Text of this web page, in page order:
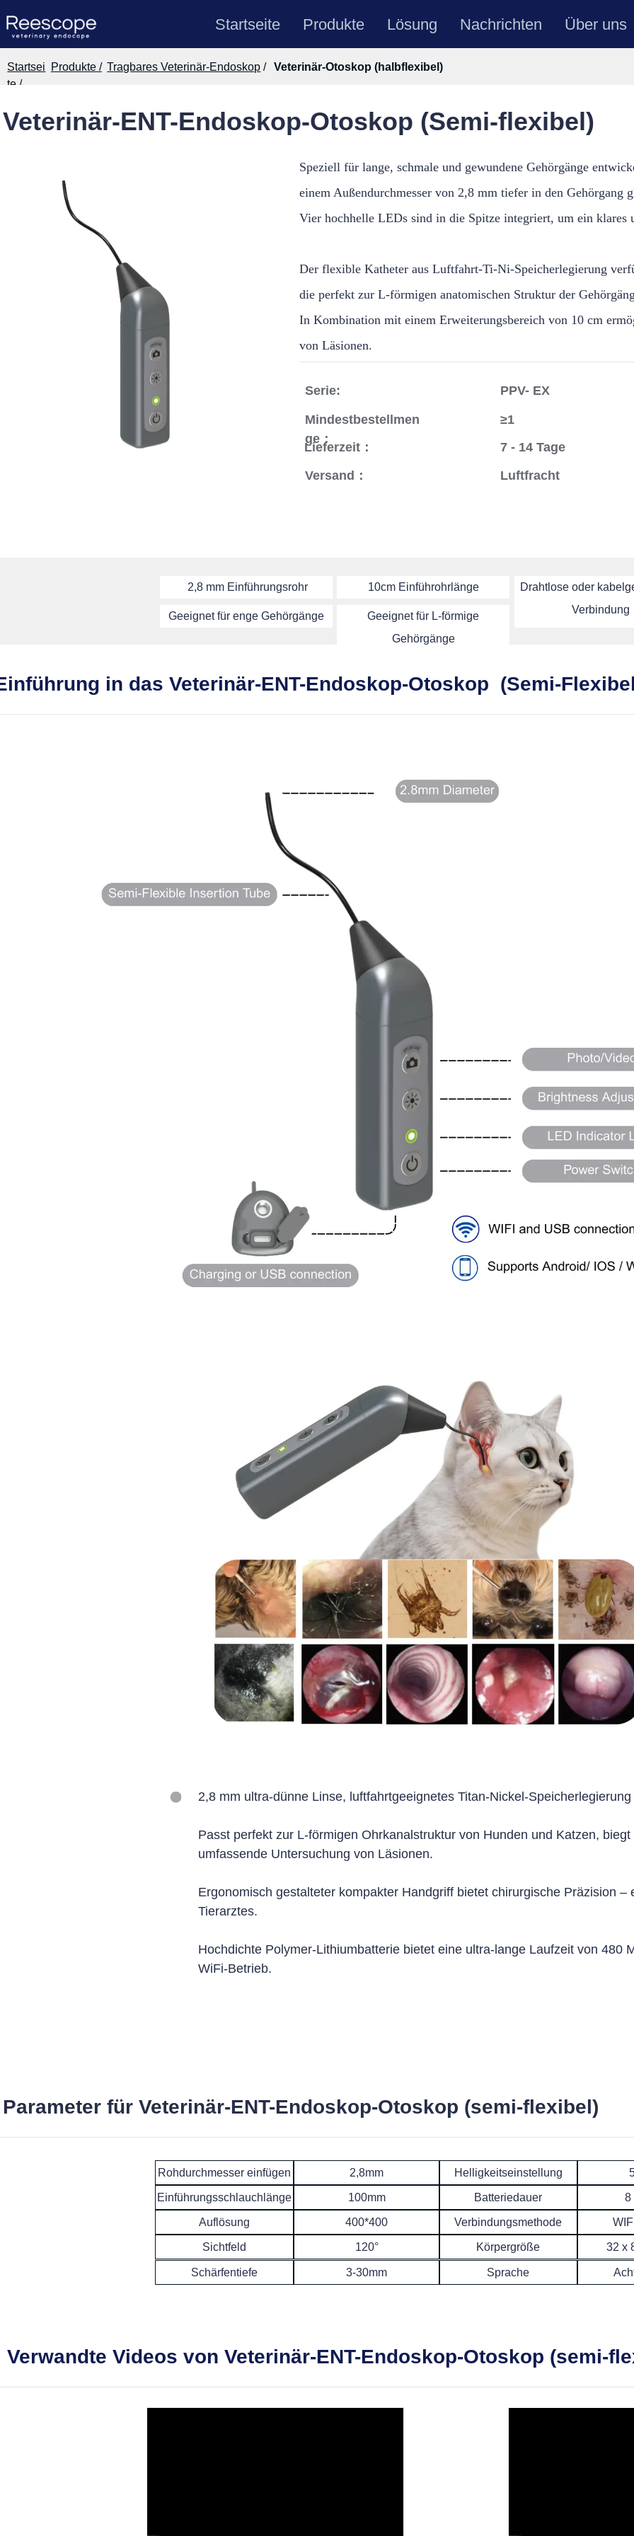
Startseite Produkte Lösung Nachrichten Über uns
Startsei
te /
Produkte / Tragbares Veterinär-Endoskop / Veterinär-Otoskop (halbflexibel)
Speziell für lange, schmale und gewundene Gehörgänge
einem Außendurchmesser von 2,8 mm tiefer in den Gehörgang
Vier hochhelle LEDs sind in die Spitze integriert, um ein klares
Der flexible Katheter aus Luftfahrt-Ti-Ni-Speicherlegierung
die perfekt zur L-förmigen anatomischen Struktur der
In Kombination mit einem Erweiterungsbereich von 10 cm
von Läsionen.
Serie: PPV- EX
Mindestbestellmen
ge：
≥1
Lieferzeit：
Versand：
7 - 14 Tage
Luftfracht
Veterinär-ENT-Endoskop-Otoskop (Semi-flexibel)
2,8 mm Einführungsrohr 10cm Einführohrlänge
Drahtlose oder
Verbindung
Geeignet für enge Gehörgänge
Geeignet für L-förmige
Gehörgänge
Akkulaufzeit 8
in das Veterinär-ENT-Endoskop-Otoskop (Semi-
2,8 mm ultra-dünne Linse, luftfahrtgeeignetes Titan-Nickel-
Passt perfekt zur L-förmigen Ohrkanalstruktur von Hunden und Katzen,
umfassende Untersuchung von Läsionen.
Ergonomisch gestalteter kompakter Handgriff bietet chirurgische Präzision
Tierarztes.
Hochdichte Polymer-Lithiumbatterie bietet eine ultra-lange Laufzeit von 480
WiFi-Betrieb.
Rohdurchmesser einfügen
Einführungsschlauchlänge
Auflösung
Sichtfeld
Schärfentiefe
2,8mm
100mm
400*400
120°
3-30mm
Helligkeitseinstellung
Batteriedauer
Verbindungsmethode
Körpergröße
Sprache
8
32 x
Parameter für Veterinär-ENT-Endoskop-Otoskop (semi-flexibel)
Verwandte Videos von Veterinär-ENT-Endoskop-Otoskop (semi-